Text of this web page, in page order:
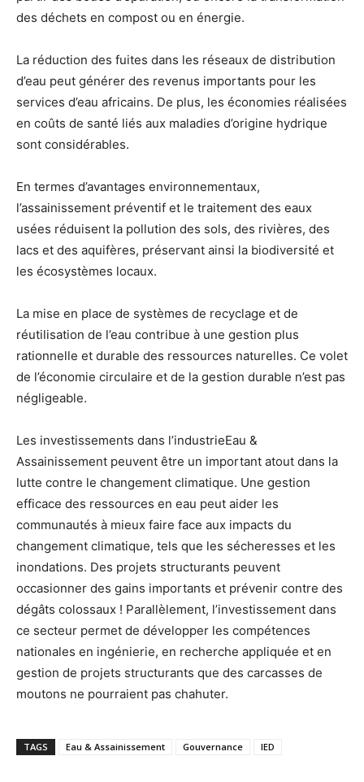
des déchets en compost ou en énergie.
La réduction des fuites dans les réseaux de distribution
d’eau peut générer des revenus importants pour les
services d’eau africains. De plus, les économies réalisées
en coûts de santé liés aux maladies d’origine hydrique
sont considérables.
En termes d’avantages environnementaux,
l’assainissement préventif et le traitement des eaux
usées réduisent la pollution des sols, des rivières, des
lacs et des aquifères, préservant ainsi la biodiversité et
les écosystèmes locaux.
La mise en place de systèmes de recyclage et de
réutilisation de l’eau contribue à une gestion plus
rationnelle et durable des ressources naturelles. Ce volet
de l’économie circulaire et de la gestion durable n’est pas
négligeable.
Les investissements dans l’industrieEau &
Assainissement peuvent être un important atout dans la
lutte contre le changement climatique. Une gestion
efficace des ressources en eau peut aider les
communautés à mieux faire face aux impacts du
changement climatique, tels que les sécheresses et les
inondations. Des projets structurants peuvent
occasionner des gains importants et prévenir contre des
dégâts colossaux ! Parallèlement, l’investissement dans
ce secteur permet de développer les compétences
nationales en ingénierie, en recherche appliquée et en
gestion de projets structurants que des carcasses de
moutons ne pourraient pas chahuter.
TAGS Eau & Assainissement Gouvernance IED